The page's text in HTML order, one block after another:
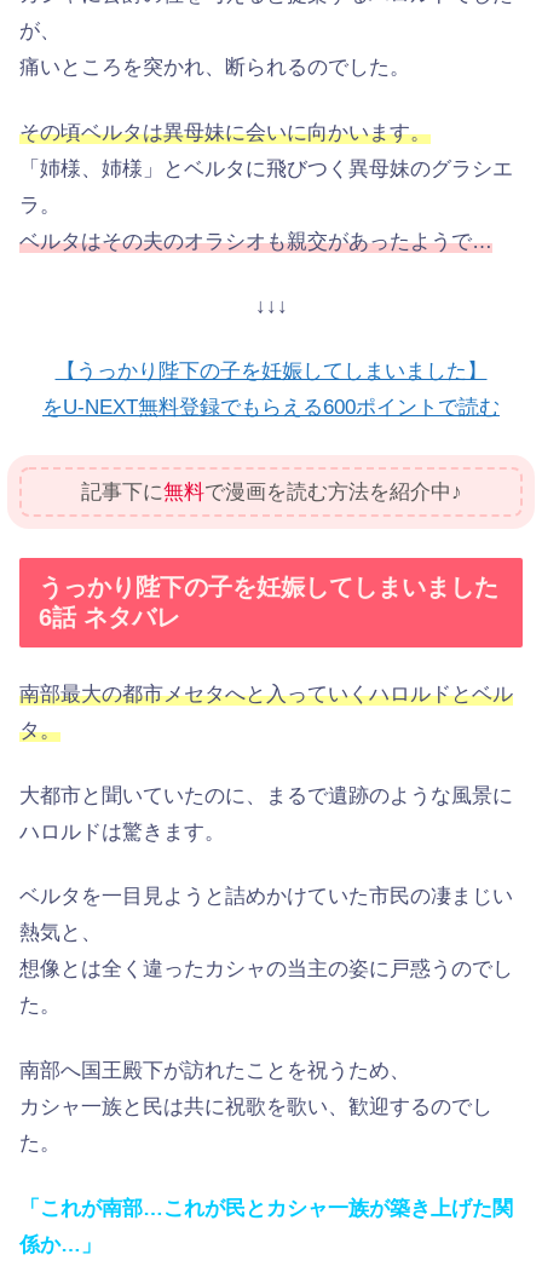
が、
痛いところを突かれ、断られるのでした。
その頃ベルタは異母妹に会いに向かいます。
「姉様、姉様」とベルタに飛びつく異母妹のグラシエ
ラ。
ベルタはその夫のオラシオも親交があったようで…
↓↓↓
【うっかり陛下の子を妊娠してしまいました】
をU-NEXT無料登録でもらえる600ポイントで読む
記事下に無料で漫画を読む方法を紹介中♪
うっかり陛下の子を妊娠してしまいました
6話 ネタバレ
南部最大の都市メセタへと入っていくハロルドとベル
タ。
大都市と聞いていたのに、まるで遺跡のような風景に
ハロルドは驚きます。
ベルタを一目見ようと詰めかけていた市民の凄まじい
熱気と、
想像とは全く違ったカシャの当主の姿に戸惑うのでし
た。
南部へ国王殿下が訪れたことを祝うため、
カシャ一族と民は共に祝歌を歌い、歓迎するのでし
た。
「これが南部…これが民とカシャ一族が築き上げた関
係か…」